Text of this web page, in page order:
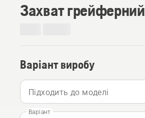
Захват грейферний
Варіант виробу
Підходить до моделі
Варіант